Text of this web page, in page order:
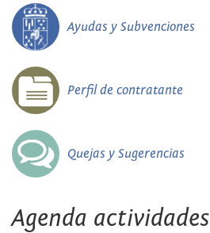
Ayudas y Subvenciones
Perfil de contratante
Quejas y Sugerencias
Agenda actividades